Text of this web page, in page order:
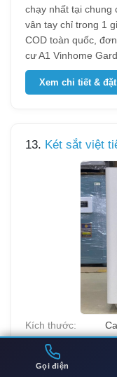
Gọi điện
chạy nhất tại chung
vân tay chỉ trong 1
COD toàn quốc,
cư A1 Vinhome
Xem chi tiết &
13. Két sắt việt
Kích thước:
Trọng lượng:
Cấu tạo: